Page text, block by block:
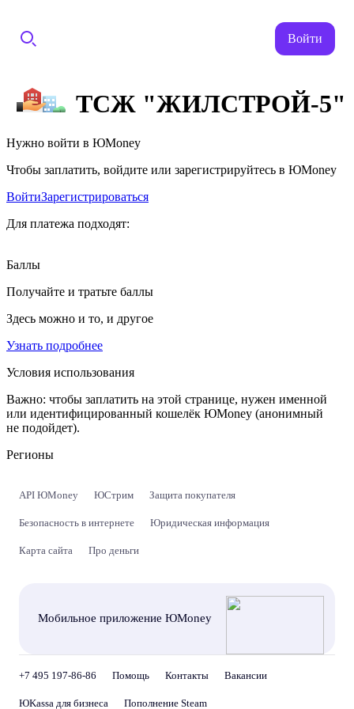
Войти
ТСЖ "ЖИЛСТРОЙ-5"
Нужно войти в ЮMoney
Чтобы заплатить, войдите или зарегистрируйтесь в ЮMoney
ВойтиЗарегистрироваться
Для платежа подходят:
Баллы
Получайте и тратьте баллы
Здесь можно и то, и другое
Узнать подробнее
Условия использования
Важно: чтобы заплатить на этой странице, нужен именной
или идентифицированный кошелёк ЮMoney (анонимный
не подойдет).
Регионы
API ЮMoney ЮСтрим Защита покупателя
Безопасность в интернете Юридическая информация
Карта сайта Про деньги
Мобильное приложение ЮMoney
+7 495 197-86-86 Помощь Контакты Вакансии
ЮKassa для бизнеса Пополнение Steam